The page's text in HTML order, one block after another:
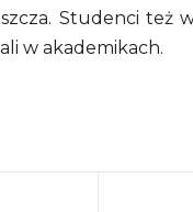
Studenci też
w akademikach.